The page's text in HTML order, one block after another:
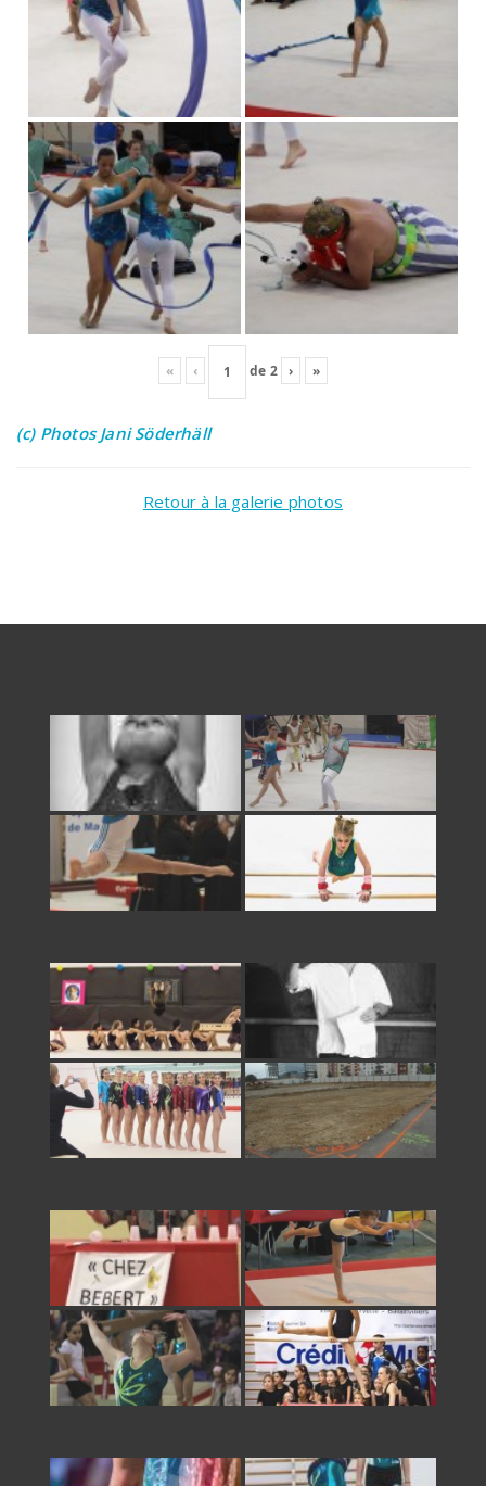
« ‹ de 2 › »
(c) Photos Jani Söderhäll
Retour à la galerie photos